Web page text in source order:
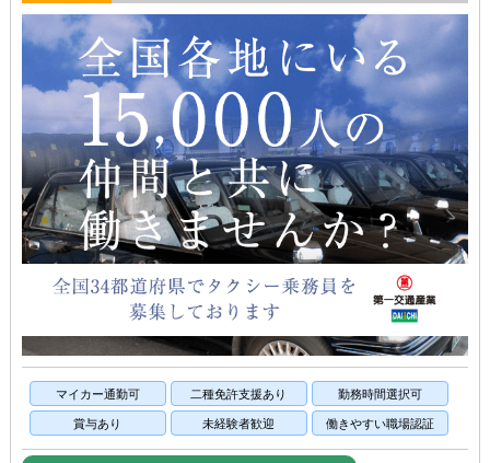
マイカー通勤可 二種免許支援あり 勤務時間選択可
賞与あり 未経験者歓迎 働きやすい職場認証